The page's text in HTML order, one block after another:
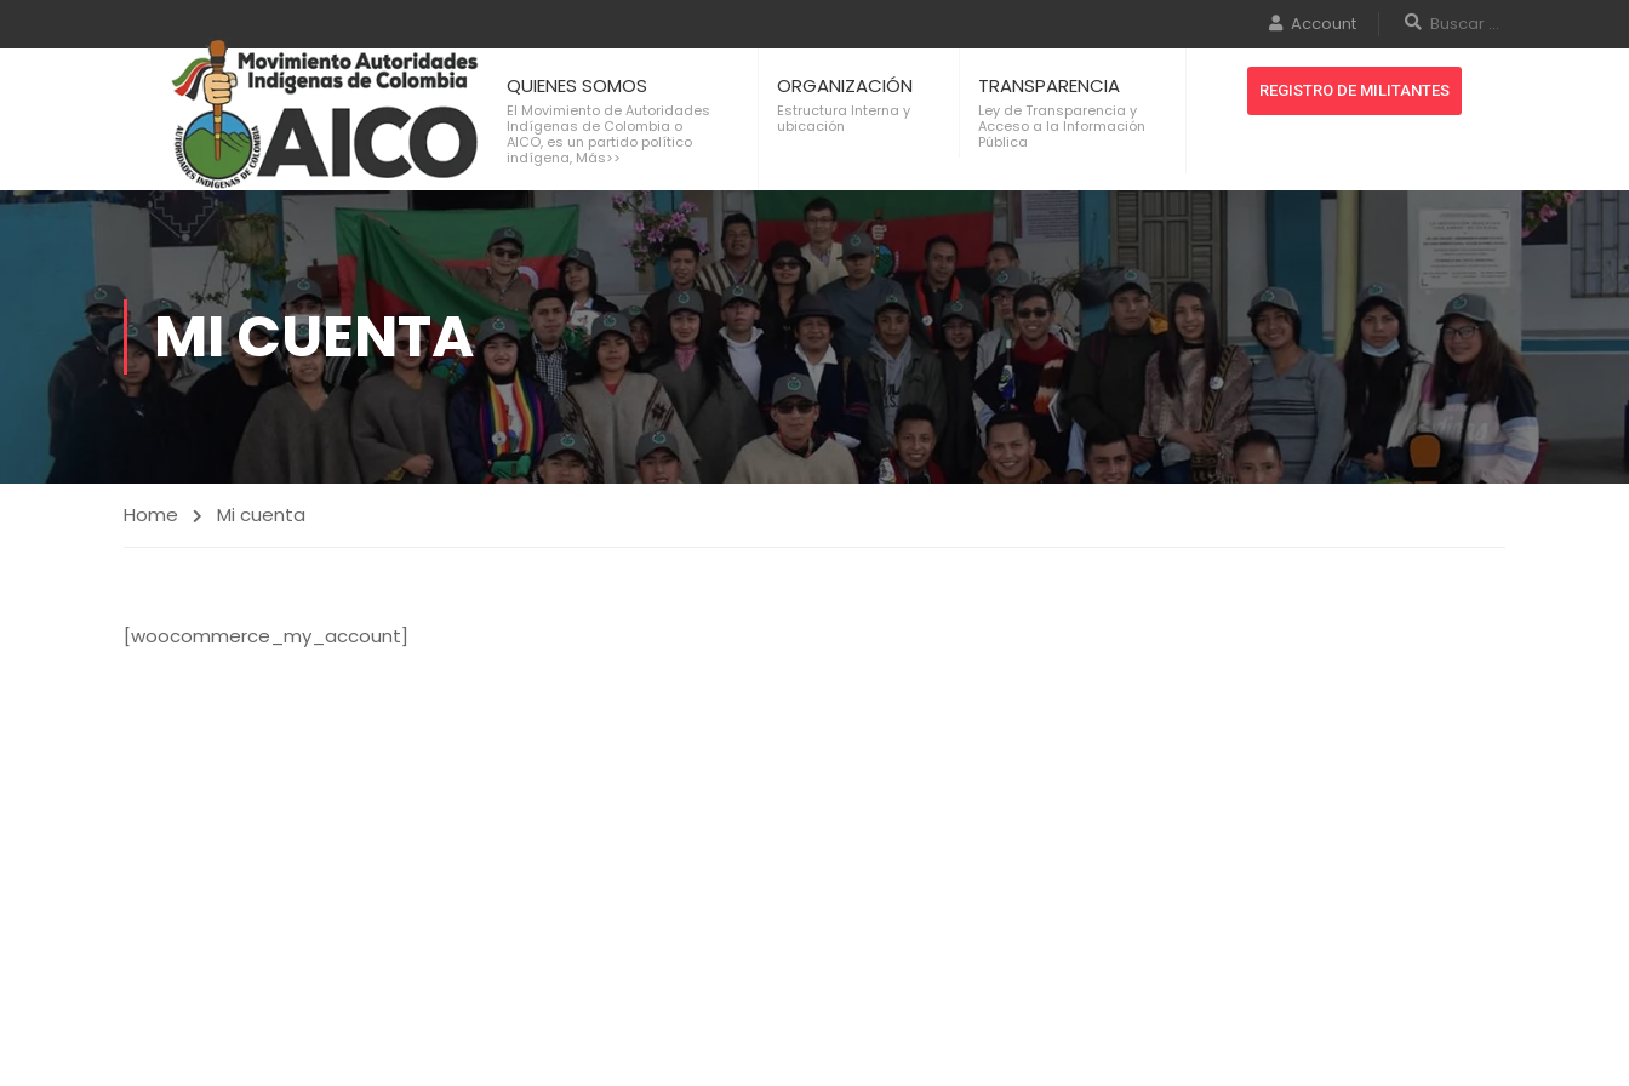
Account
QUIENES SOMOS
El Movimiento de Autoridades
Indígenas de Colombia o
AICO, es un partido político
indígena, Más>>
ORGANIZACIÓN
Estructura Interna y
ubicación
TRANSPARENCIA
Ley de Transparencia y
Acceso a la Información
Pública
REGISTRO DE MILITANTES
MI CUENTA
Home Mi cuenta
[woocommerce_my_account]